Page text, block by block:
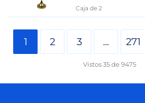
Caja de 2
1 2 3 ... 271
Vistos 35 de 9475